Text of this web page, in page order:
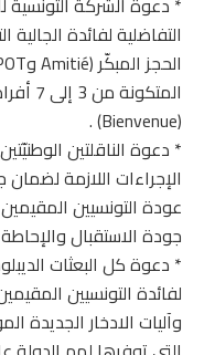
التفاضلية لفائدة الجالية
(Bienvenue) .
* دعوة الناقلتين
الإجراءات اللازمة
عودة التونسيين
جودة الاستقبال
* دعوة كل البعثات
لفائدة التونسيين
وآليات الادخار الجديدة